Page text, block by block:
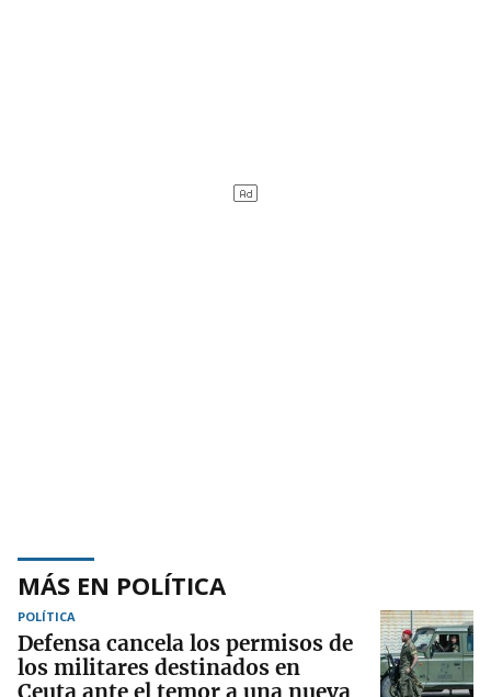
MÁS EN POLÍTICA
POLÍTICA
Defensa cancela los permisos de
los militares destinados en
Ceuta ante el temor a una nueva